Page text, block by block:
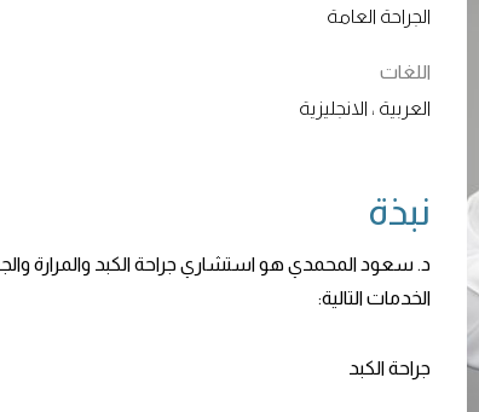
الجراحة العامة
اللغات
العربية ، الانجليزية
نبذة
د. سعود المحمدي هو استشاري جراحة الكبد والمرارة
الخدمات التالية:
جراحة الكبد